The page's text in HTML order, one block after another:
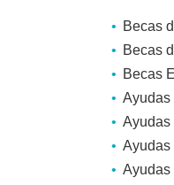
Becas
Becas
Becas
Ayudas
Ayudas
Ayudas
Ayudas